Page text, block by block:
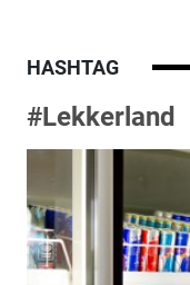
HASHTAG
#Lekkerland